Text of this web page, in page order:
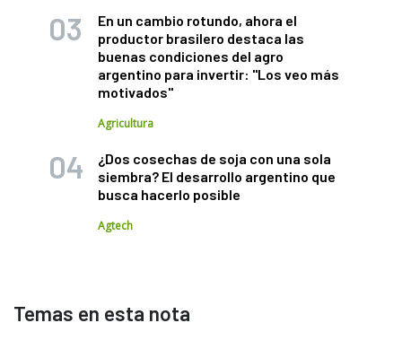
En un cambio rotundo, ahora el
productor brasilero destaca las
buenas condiciones del agro
argentino para invertir: "Los veo más
motivados"
Agricultura
¿Dos cosechas de soja con una sola
siembra? El desarrollo argentino que
busca hacerlo posible
Agtech
Temas en esta nota